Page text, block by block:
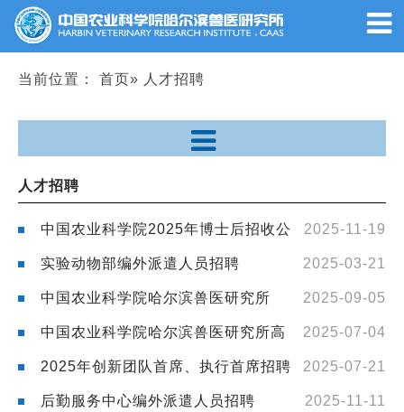
当前位置： 首页» 人才招聘
人才招聘
2025-11-19
中国农业科学院2025年博士后招收公
告 2025-03-21
实验动物部编外派遣人员招聘
2025-09-05
中国农业科学院哈尔滨兽医研究所
2025年度公开招聘补充公告 2025-07-04
中国农业科学院哈尔滨兽医研究所高
层次人才招聘公告 2025-07-21
2025年创新团队首席、执行首席招聘
公告 2025-11-11
后勤服务中心编外派遣人员招聘